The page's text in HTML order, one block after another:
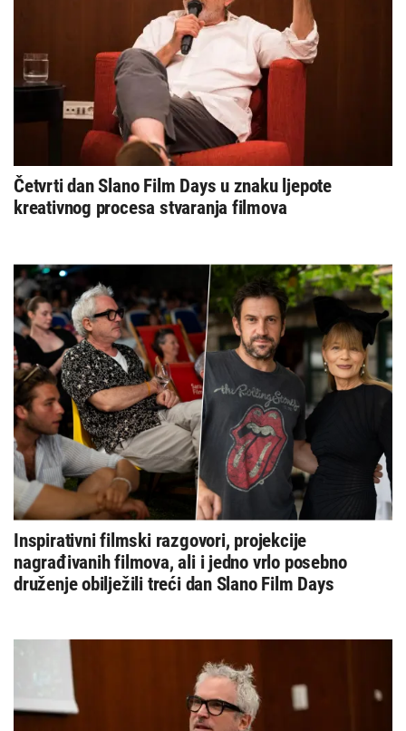
Četvrti dan Slano Film Days u znaku ljepote
kreativnog procesa stvaranja filmova
Inspirativni filmski razgovori, projekcije
nagrađivanih filmova, ali i jedno vrlo posebno
druženje obilježili treći dan Slano Film Days